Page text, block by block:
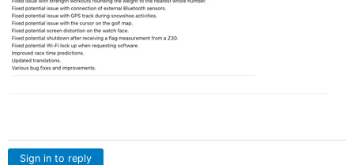
Sign in to reply